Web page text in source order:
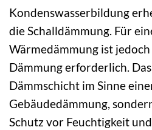
Kondenswasserbildung
die Schalldämmung. Für
Wärmedämmung ist
Dämmung erforderlich.
Dämmschicht im Sinne
Gebäudedämmung,
Schutz vor Feuchtigkeit